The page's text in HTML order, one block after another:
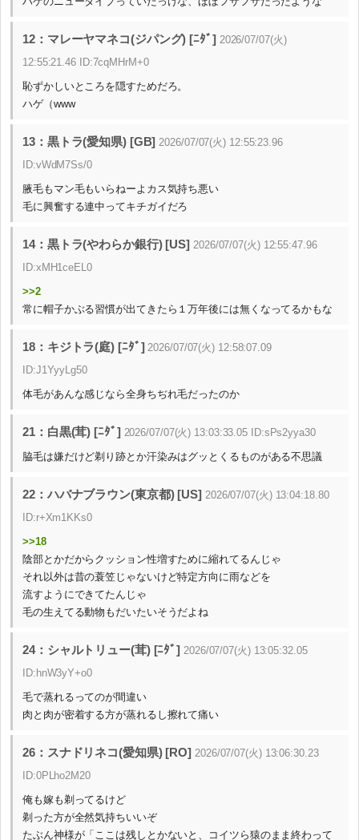
12：マレーヤマネコ(ジパング) [ﾆﾀﾞ] 2026/07/07(火)
12:55:21.46 ID:7cqMHrM+0
恥ずかしいところを隠すためだろ。
ハゲ（www
13：黒トラ(愛知県) [GB] 2026/07/07(火) 12:55:23.96
ID:vWdM7Ss/0
腋毛もマン毛もいらねーよカス気持ち悪い
毛に興奮する連中ってキチガイだろ
14：黒トラ(やわらか銀行) [US] 2026/07/07(火) 12:55:47.96
ID:xMH1ceEL0
>>2
常に帽子かぶる習慣が出てきたら１万年後には無くなってるかもな
18：キジトラ(庭) [ﾆﾀﾞ] 2026/07/07(火) 12:58:07.09
ID:J1YyyLg50
体毛があんな感じなら全身ちぢれ毛だったのか
21：白黒(茸) [ﾆﾀﾞ] 2026/07/07(火) 13:03:33.05 ID:sPs2yya30
脇毛は嫌だけど剃り跡とか汗染みはグッとくるものがある不思議
22：ハバナブラウン(東京都) [US] 2026/07/07(火) 13:04:18.80
ID:r+Xm1KKs0
>>18
陰部とかだからクッション性増すために縮れてるんじゃ
それ以外は昔の蓑笠じゃないけど特定方向に雨などを
流すようにできてたんじゃ
毛の生えてる動物もだいたいそうだよね
24：シャルトリュー(茸) [ﾆﾀﾞ] 2026/07/07(火) 13:05:32.05
ID:hnW3yY+o0
毛で蒸れるってのが間違い
肉と肉が密着する方が蒸れるし擦れて痛い
26：スナドリネコ(愛知県) [RO] 2026/07/07(火) 13:06:30.23
ID:0PLho2M20
俺も嫁も剃ってるけど
剃った方が全然気持ちいいぞ
たぶん神様が「ここは残しとかないと、コイツら猿のまま終わって